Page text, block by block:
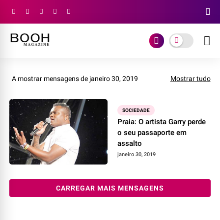
A mostrar mensagens de janeiro 30, 2019 Mostrar tudo
SOCIEDADE
Praia: O artista Garry perde
o seu passaporte em
assalto
janeiro 30, 2019
CARREGAR MAIS MENSAGENS